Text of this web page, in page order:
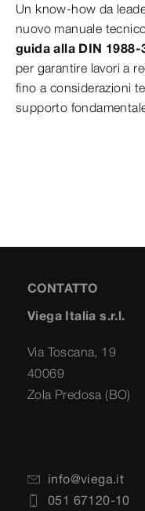
Un know-how da
nuovo manuale
guida alla DIN 1988-
per garantire lavori a
fino a considerazioni
supporto
CONTATTO
Viega Italia s.r.l.
Via Toscana, 19
40069
Zola Predosa (BO)
info@viega.it
051 67120-10